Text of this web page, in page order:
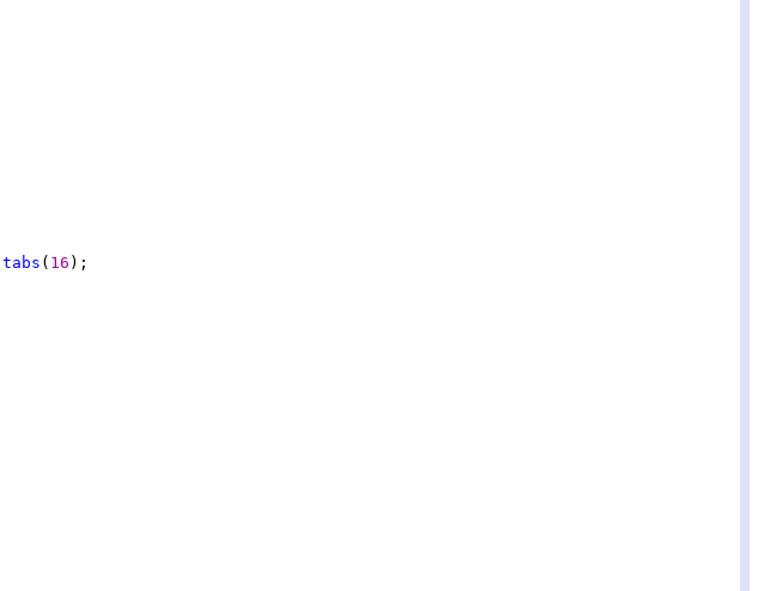
tabs ( 16